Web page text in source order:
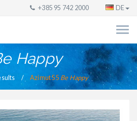
+385 95 742 2000 DE
Happy
Azimut 55 Be Happy